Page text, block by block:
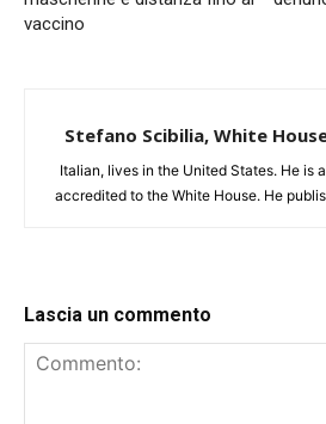
vaccino
Stefano Scibilia, White
Italian, lives in the United States. He is
accredited to the White House. He
Lascia un commento